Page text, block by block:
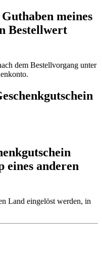
meines
Bestellwert
dem Bestellvorgang unter
eines anderen
Land eingelöst werden, in